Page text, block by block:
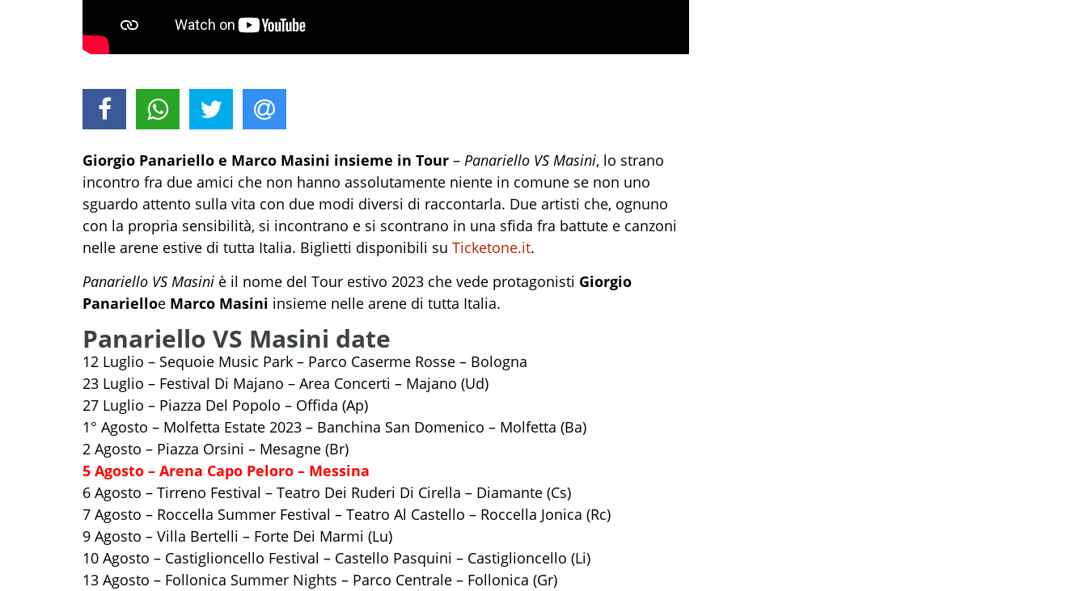
Giorgio Panariello e Marco Masini insieme in Tour – Panariello VS Masini, lo strano
incontro fra due amici che non hanno assolutamente niente in comune se non uno
sguardo attento sulla vita con due modi diversi di raccontarla. Due artisti che, ognuno
con la propria sensibilità, si incontrano e si scontrano in una sfida fra battute e canzoni
nelle arene estive di tutta Italia. Biglietti disponibili su Ticketone.it.
Panariello VS Masini è il nome del Tour estivo 2023 che vede protagonisti Giorgio
Panarielloe Marco Masini insieme nelle arene di tutta Italia.
Panariello VS Masini date
12 Luglio – Sequoie Music Park – Parco Caserme Rosse – Bologna
23 Luglio – Festival Di Majano – Area Concerti – Majano (Ud)
27 Luglio – Piazza Del Popolo – Offida (Ap)
1° Agosto – Molfetta Estate 2023 – Banchina San Domenico – Molfetta (Ba)
2 Agosto – Piazza Orsini – Mesagne (Br)
5 Agosto – Arena Capo Peloro – Messina
6 Agosto – Tirreno Festival – Teatro Dei Ruderi Di Cirella – Diamante (Cs)
7 Agosto – Roccella Summer Festival – Teatro Al Castello – Roccella Jonica (Rc)
9 Agosto – Villa Bertelli – Forte Dei Marmi (Lu)
10 Agosto – Castiglioncello Festival – Castello Pasquini – Castiglioncello (Li)
13 Agosto – Follonica Summer Nights – Parco Centrale – Follonica (Gr)